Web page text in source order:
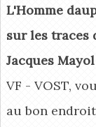
L'Homme
sur les traces
Jacques Mayol
VF - VOST,
au bon